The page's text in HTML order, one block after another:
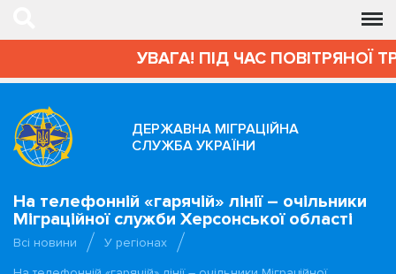
УВАГА! ПІД ЧАС ПОВІТРЯНОЇ
ДЕРЖАВНА МІГРАЦІЙНА
СЛУЖБА УКРАЇНИ
На телефонній «гарячій» лінії – очільники
Міграційної служби Херсонської області
Всі новини
У регіонах